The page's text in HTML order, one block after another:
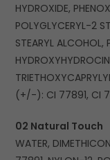
HYDROXIDE,
POLYGLYCERYL-2
STEARYL
(+/-): CI 77891, CI
02 Natural Touch
WATER,